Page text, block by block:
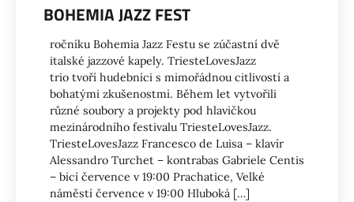
BOHEMIA JAZZ FEST
ročníku Bohemia Jazz Festu se zúčastní dvě
italské jazzové kapely. TriesteLovesJazz
trio tvoří hudebníci s mimořádnou citlivostí a
bohatými zkušenostmi. Během let vytvořili
různé soubory a projekty pod hlavičkou
mezinárodního festivalu TriesteLovesJazz.
TriesteLovesJazz Francesco de Luisa – klavír
Alessandro Turchet – kontrabas Gabriele Centis
– bicí července v 19:00 Prachatice, Velké
náměstí července v 19:00 Hluboká […]